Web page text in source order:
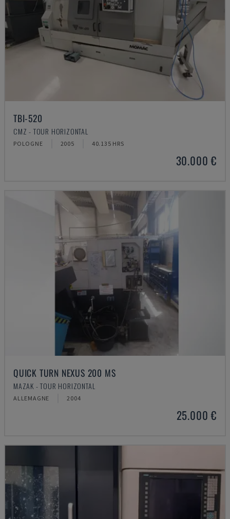
TBI-520
CMZ - TOUR HORIZONTAL
POLOGNE 2005 40.135 HRS
30.000 €
QUICK TURN NEXUS 200 MS
MAZAK - TOUR HORIZONTAL
ALLEMAGNE 2004
25.000 €